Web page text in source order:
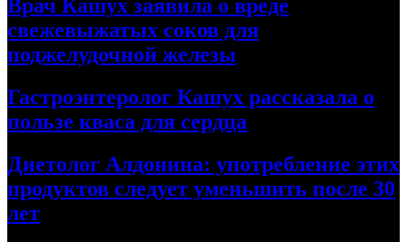
Врач Кашух заявила о вреде
свежевыжатых соков для
поджелудочной железы
Гастроэнтеролог Кашух рассказала о
пользе кваса для сердца
Диетолог Алдонина: употребление этих
продуктов следует уменьшить после 30
лет